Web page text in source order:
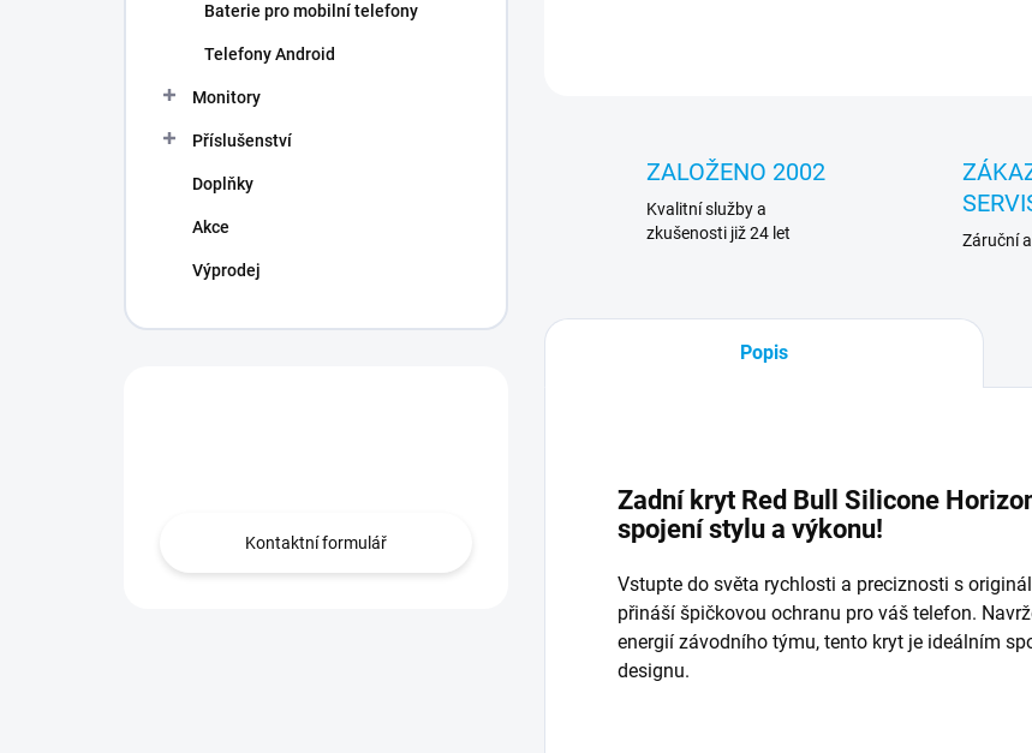
Baterie pro mobilní telefony
Telefony Android
Monitory
Příslušenství
Doplňky
Akce
Výprodej
Kontaktní formulář
ZALOŽENO 2002
Kvalitní služby a
zkušenosti již 24 let
Záruční
Popis
Zadní kryt Red Bull Silicone
spojení stylu a výkonu!
Vstupte do světa rychlosti a preciznosti s
přináší špičkovou ochranu pro váš telefon.
energií závodního týmu, tento kryt je ideálním
designu.